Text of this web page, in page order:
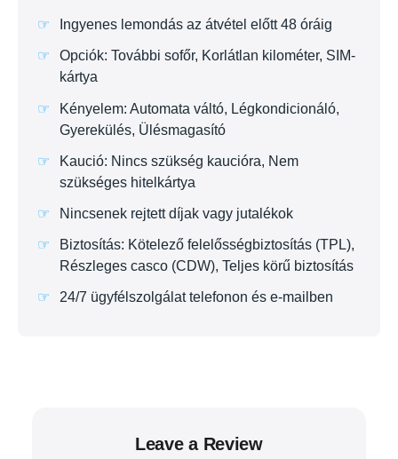
Ingyenes lemondás az átvétel előtt 48 óráig
Opciók: További sofőr, Korlátlan kilométer, SIM-
kártya
Kényelem: Automata váltó, Légkondicionáló,
Gyerekülés, Ülésmagasító
Kaució: Nincs szükség kaucióra, Nem
szükséges hitelkártya
Nincsenek rejtett díjak vagy jutalékok
Biztosítás: Kötelező felelősségbiztosítás (TPL),
Részleges casco (CDW), Teljes körű biztosítás
24/7 ügyfélszolgálat telefonon és e-mailben
Leave a Review